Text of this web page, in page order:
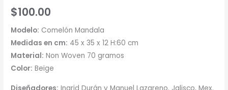
$100.00
Modelo: Comelón Mandala
Medidas en cm: 45 x 35 x 12 H:60 cm
Material: Non Woven 70 gramos
Color: Beige
Diseñadores: Ingrid Durán y Manuel Lazareno. Jalisco, Mex.